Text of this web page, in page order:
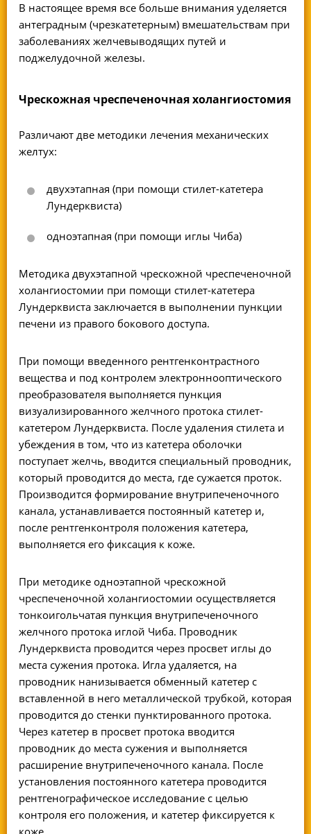
В настоящее время все больше внимания уделяется
антеградным (чрезкатетерным) вмешательствам при
заболеваниях желчевыводящих путей и
поджелудочной железы.
Чрескожная чреспеченочная холангиостомия
Различают две методики лечения механических
желтух:
двухэтапная (при помощи стилет-катетера
Лундерквиста)
одноэтапная (при помощи иглы Чиба)
Методика двухэтапной чрескожной чреспеченочной
холангиостомии при помощи стилет-катетера
Лундерквиста заключается в выполнении пункции
печени из правого бокового доступа.
При помощи введенного рентгенконтрастного
вещества и под контролем электроннооптического
преобразователя выполняется пункция
визуализированного желчного протока стилет-
катетером Лундерквиста. После удаления стилета и
убеждения в том, что из катетера оболочки
поступает желчь, вводится специальный проводник,
который проводится до места, где сужается проток.
Производится формирование внутрипеченочного
канала, устанавливается постоянный катетер и,
после рентгенконтроля положения катетера,
выполняется его фиксация к коже.
При методикеодноэтапной чрескожной
чреспеченочной холангиостомии осуществляется
тонкоигольчатая пункция внутрипеченочного
желчного протока иглой Чиба. Проводник
Лундерквиста проводится через просвет иглы до
места сужения протока. Игла удаляется, на
проводник нанизывается обменный катетер с
вставленной в него металлической трубкой, которая
проводится до стенки пунктированного протока.
Через катетер в просвет протока вводится
проводник до места сужения и выполняется
расширение внутрипеченочного канала. После
установления постоянного катетера проводится
рентгенографическое исследование с целью
контроля его положения, и катетер фиксируется к